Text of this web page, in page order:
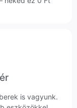
is vagyunk.